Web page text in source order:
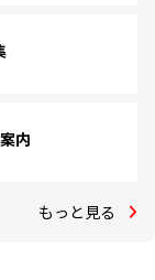
内
もっと見る